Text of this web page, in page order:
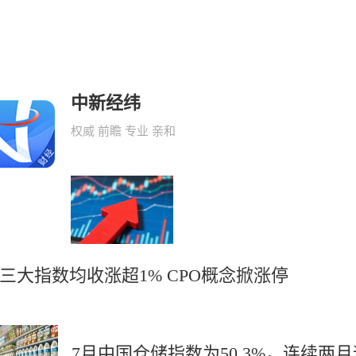
中新经纬
权威 前瞻 专业 亲和
大指数均收涨超1% CPO概念掀涨停